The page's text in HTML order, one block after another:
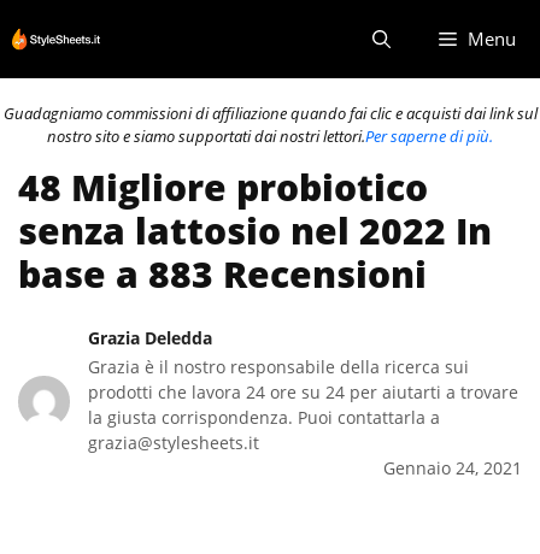
al
contenuto
Menu
Guadagniamo commissioni di affiliazione quando fai clic e acquisti dai link sul
nostro sito e siamo supportati dai nostri lettori.Per saperne di più.
48 Migliore probiotico
senza lattosio nel 2022 In
base a 883 Recensioni
Grazia Deledda
Grazia è il nostro responsabile della ricerca sui
prodotti che lavora 24 ore su 24 per aiutarti a trovare
la giusta corrispondenza. Puoi contattarla a
grazia@stylesheets.it
Gennaio 24, 2021